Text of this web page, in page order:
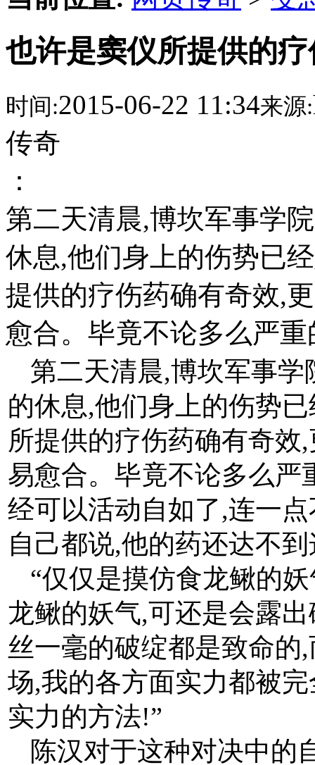
也许是窦仪所提供的
时间:2015-06-22 11:34来源:
传奇
：
第二天清晨,博坎军事学
休息,他们身上的伤势已
提供的疗伤药确有奇效,
愈合。毕竟不论多么严
第二天清晨,博坎军事
的休息,他们身上的伤势
所提供的疗伤药确有奇
易愈合。毕竟不论多么严
经可以活动自如了,连一
自己都说,他的药还达不
“仅仅是摸仿食龙鳅的
龙鳅的妖气,可还是会露
丝一毫的破绽都是致命的
场,我的各方面实力都被
实力的方法!”
陈汉对于这种对决中的